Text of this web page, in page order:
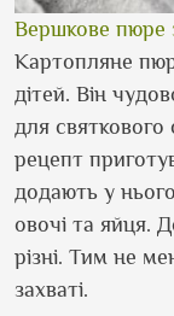
Вершкове пюре
Картопляне
дітей. Він
для святкового
рецепт
додають у
овочі та яйця.
різні. Тим не
захваті.